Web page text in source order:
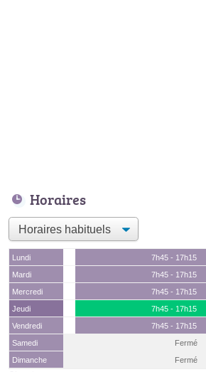
Horaires
Lundi
7h45 - 17h15
Mardi
7h45 - 17h15
Mercredi
7h45 - 17h15
Jeudi
7h45 - 17h15
Vendredi
7h45 - 17h15
Samedi
Fermé
Dimanche
Fermé